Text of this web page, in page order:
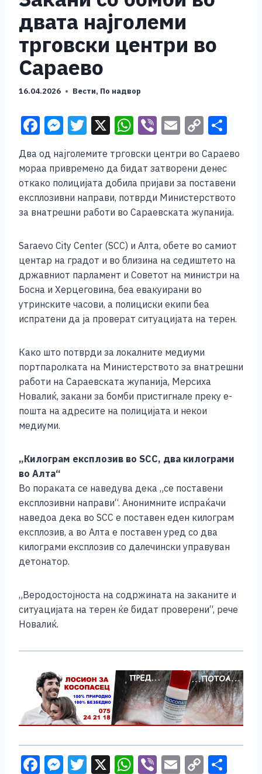
двата најголеми
трговски центри во
Сараево
16.04.2026 Вести, По надвор
F
c
e
b
o
o
k
M
e
ss
e
n
g
er
T
tt
er
X W
at
s
A
p
p
Vi
er
E
ai
l
C
o
p
y
Li
n
k
ar
e
Два од најголемите трговски центри во Сараево
мораа привремено да бидат затворени денес
откако полицијата добила пријави за поставени
експлозивни направи, потврди Министерството
за внатрешни работи во Сараевската жупанија.
Saraevo City Center (SCC) и Алта, обете во самиот
центар на градот и во близина на седиштето на
државниот парламент и Советот на министри на
Босна и Херцеговина, беа евакуирани во
утринските часови, а полициски екипи беа
испратени да ја проверат ситуацијата на терен.
Како што потврди за локалните медиуми
портпаролката на Министерството за внатрешни
работи на Сараевската жупанија, Мерсиха
Новалиќ, закани за бомби пристигнале преку е-
пошта на адресите на полицијата и некои
медиуми.
„Килограм експлозив во SCC, два килограми
во Алта“
Во пораката се наведува дека „се поставени
експлозивни направи“. Анонимните испраќачи
наведоа дека во SCC е поставен еден килограм
експлозив, а во Алта е поставен уред со два
килограми експлозив со далечински управуван
детонатор.
„Веродостојноста на содржината на заканите и
ситуацијата на терен ќе бидат проверени“, рече
Новалиќ.
F M T X W Vi E C